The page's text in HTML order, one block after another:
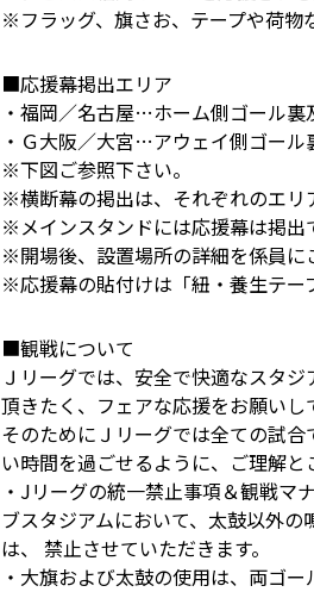
※フラッグ、旗さお、テープや荷物
■応援幕掲出エリア
・福岡／名古屋…ホーム側ゴール
・Ｇ大阪／大宮…アウェイ側ゴー
※下図ご参照下さい。
※横断幕の掲出は、それぞれのエリ
※メインスタンドには応援幕は掲出
※開場後、設置場所の詳細を係員に
※応援幕の貼付けは「紐・養生テー
■観戦について
Ｊリーグでは、安全で快適なスタ
頂きたく、フェアな応援をお願いし
そのためにＪリーグでは全ての試
い時間を過ごせるように、ご理解
・Jリーグの統一禁止事項＆観戦マ
ブスタジアムにおいて、太鼓以外
は、 禁止させていただきます。
・大旗および太鼓の使用は、両ゴ